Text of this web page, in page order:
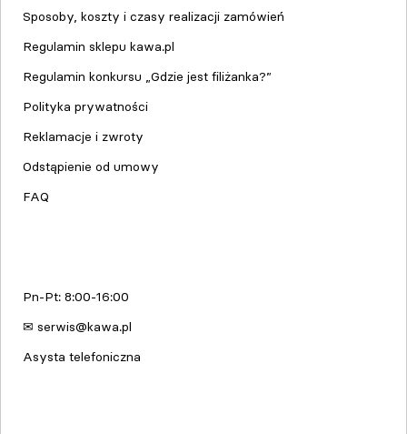
Sposoby, koszty i czasy realizacji zamówień
Regulamin sklepu kawa.pl
Regulamin konkursu „Gdzie jest filiżanka?”
Polityka prywatności
Reklamacje i zwroty
Odstąpienie od umowy
FAQ
Pn-Pt: 8:00-16:00
✉ serwis@kawa.pl
Asysta telefoniczna